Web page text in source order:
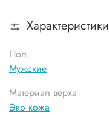
Характеристики
Пол
Мужские
Материал верха
Эко кожа